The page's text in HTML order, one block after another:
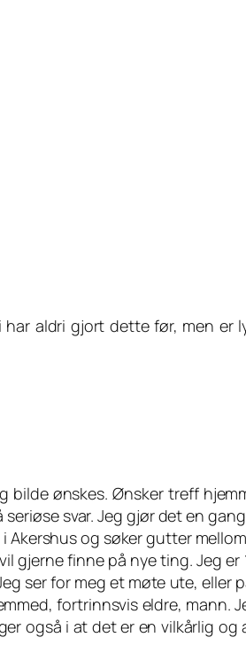
har aldri gjort dette før, men er
bilde ønskes. Ønsker treff
svar. Jeg gjør det en
og søker gutter
gjerne finne på nye ting. Jeg
ser for meg et møte ute,
fortrinnsvis eldre,
også i at det er en vilkårlig